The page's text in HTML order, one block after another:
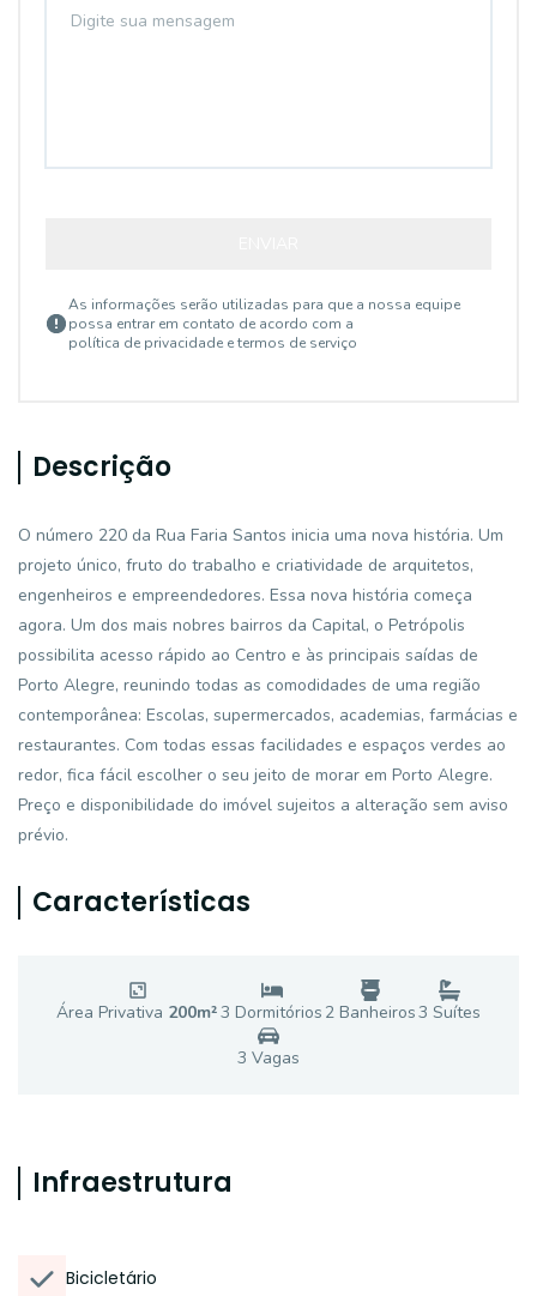
As informações serão utilizadas para que a nossa equipe
possa entrar em contato de acordo com a
política de privacidade e termos de serviço
Descrição
O número 220 da Rua Faria Santos inicia uma nova história. Um
projeto único, fruto do trabalho e criatividade de arquitetos,
engenheiros e empreendedores. Essa nova história começa
agora. Um dos mais nobres bairros da Capital, o Petrópolis
possibilita acesso rápido ao Centro e às principais saídas de
Porto Alegre, reunindo todas as comodidades de uma região
contemporânea: Escolas, supermercados, academias, farmácias e
restaurantes. Com todas essas facilidades e espaços verdes ao
redor, fica fácil escolher o seu jeito de morar em Porto Alegre.
Preço e disponibilidade do imóvel sujeitos a alteração sem aviso
prévio.
Características
Área Privativa 200m²3 Dormitórios 2 Banheiros3 Suítes
3 Vagas
Infraestrutura
Bicicletário